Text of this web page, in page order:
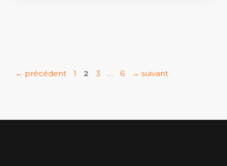
← précédent Page
1 Page
2 Page
3 … Page
6 → suivant